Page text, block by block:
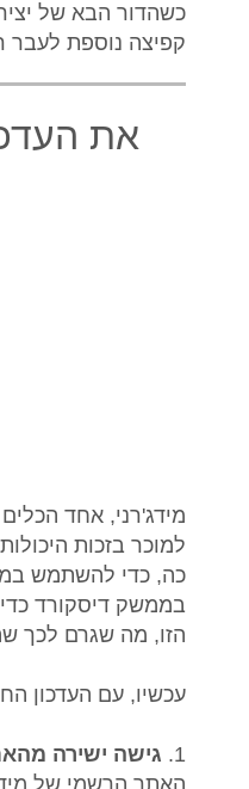
קפיצה נוספת לעבר
את
מידג'רני, אחד
למוכר בזכות
כה, כדי להשתמש
בממשק דיסקורד
הזו, מה שגרם לכך
עכשיו, עם העדכון
1. גישה ישירה
האתר הרשמי של